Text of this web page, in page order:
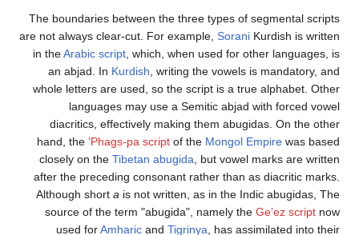
The boundaries between the three types of segmental scripts
are not always clear-cut. For example, Sorani Kurdish is written
in theArabic script , which, when used for other languages, is
an abjad. In Kurdish , writing the vowels is mandatory, and
whole letters are used, so the script is a true alphabet. Other
languages may use a Semitic abjad with forced vowel
diacritics, effectively making them abugidas. On the other
hand, the ʼPhags-pa script of the Mongol Empire was based
closely on the Tibetan abugida , but vowel marks are written
after the preceding consonant rather than as diacritic marks.
Although short a is not written, as in the Indic abugidas, The
source of the term "abugida", namely the Geʽez script now
used forAmharic and Tigrinya , has assimilated into their